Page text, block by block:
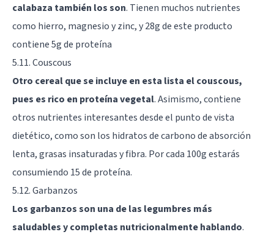
calabaza también los son. Tienen muchos nutrientes
como hierro, magnesio y zinc, y 28g de este producto
contiene 5g de proteína
5.11. Couscous
Otro cereal que se incluye en esta lista el couscous,
pues es rico en proteína vegetal. Asimismo, contiene
otros nutrientes interesantes desde el punto de vista
dietético, como son los hidratos de carbono de absorción
lenta, grasas insaturadas y fibra. Por cada 100g estarás
consumiendo 15 de proteína.
5.12. Garbanzos
Los garbanzos son una de las legumbres más
saludables y completas nutricionalmente hablando.